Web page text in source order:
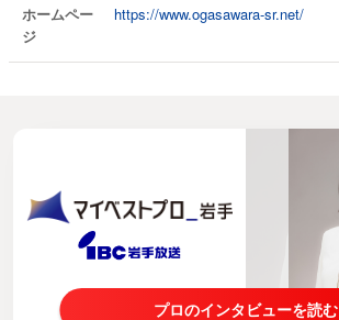
ホームペー
ジ
https://www.ogasawara-sr.net/
プロのインタビューを読む